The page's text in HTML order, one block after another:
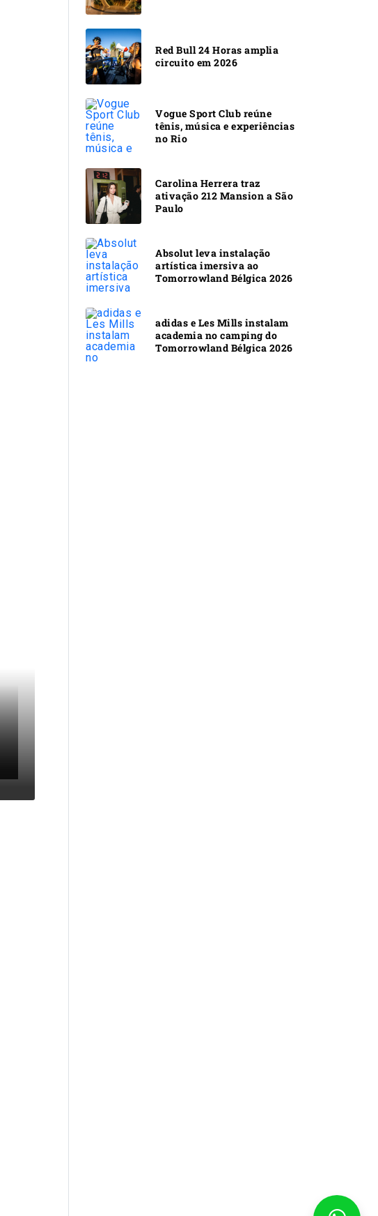
Red Bull 24 Horas amplia
circuito em 2026
Vogue Sport Club reúne
tênis, música e experiências
no Rio
Carolina Herrera traz
ativação 212 Mansion a São
Paulo
Absolut leva instalação
artística imersiva ao
Tomorrowland Bélgica 2026
adidas e Les Mills instalam
academia no camping do
Tomorrowland Bélgica 2026